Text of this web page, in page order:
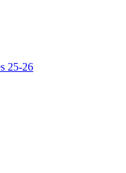
25-26